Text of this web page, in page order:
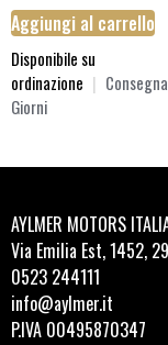
Aggiungi al carrello
Disponibile su
ordinazione |
Giorni
AYLMER MOTORS
Via Emilia Est, 1452,
0523 244111
info@aylmer.it
P.IVA 00495870347